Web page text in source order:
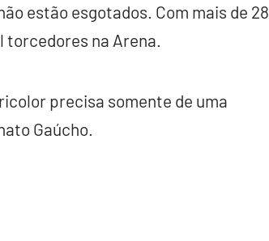
estão esgotados. Com mais de 28
na Arena.
precisa somente de uma
Gaúcho.